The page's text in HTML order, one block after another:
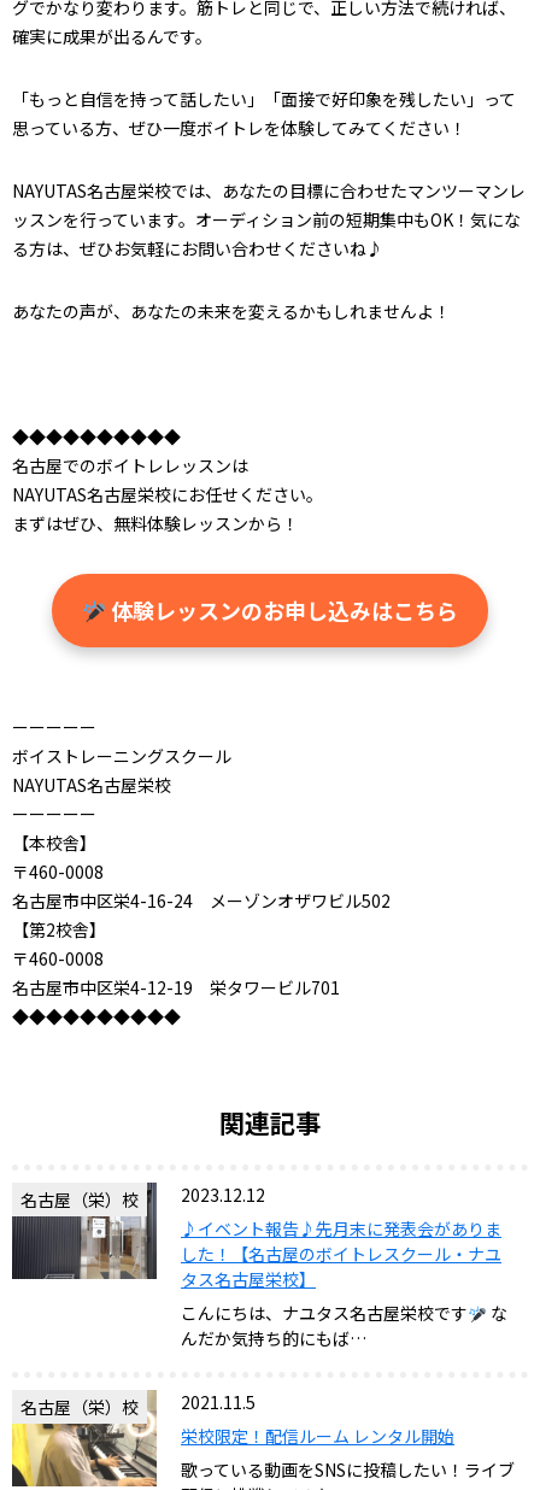
グでかなり変わります。筋トレと同じで、正しい方法で続ければ、
確実に成果が出るんです。
「もっと自信を持って話したい」「面接で好印象を残したい」って
思っている方、ぜひ一度ボイトレを体験してみてください！
NAYUTAS名古屋栄校では、あなたの目標に合わせたマンツーマンレ
ッスンを行っています。オーディション前の短期集中もOK！気にな
る方は、ぜひお気軽にお問い合わせくださいね♪
あなたの声が、あなたの未来を変えるかもしれませんよ！
◆◆◆◆◆◆◆◆◆◆
名古屋でのボイトレレッスンは
NAYUTAS名古屋栄校にお任せください。
まずはぜひ、無料体験レッスンから！
体験レッスンのお申し込みはこちら
ーーーーー
ボイストレーニングスクール
NAYUTAS名古屋栄校
ーーーーー
【本校舎】
〒460-0008
名古屋市中区栄4-16-24 メーゾンオザワビル502
【第2校舎】
〒460-0008
名古屋市中区栄4-12-19 栄タワービル701
◆◆◆◆◆◆◆◆◆◆
関連記事
名古屋（栄）校
2023.12.12
♪イベント報告♪先月末に発表会がありま
した！【名古屋のボイトレスクール・ナユ
タス名古屋栄校】
こんにちは、ナユタス名古屋栄校です
な
んだか気持ち的にもば…
名古屋（栄）校
2021.11.5
栄校限定！配信ルーム レンタル開始
歌っている動画をSNSに投稿したい！ライブ